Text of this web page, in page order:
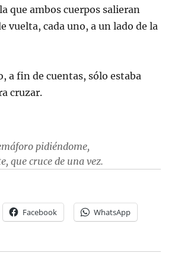
que ambos cuerpos salieran
vuelta, cada uno, a un lado de la
a fin de cuentas, sólo estaba
cruzar.
pidiéndome,
que cruce de una vez.
Facebook WhatsApp